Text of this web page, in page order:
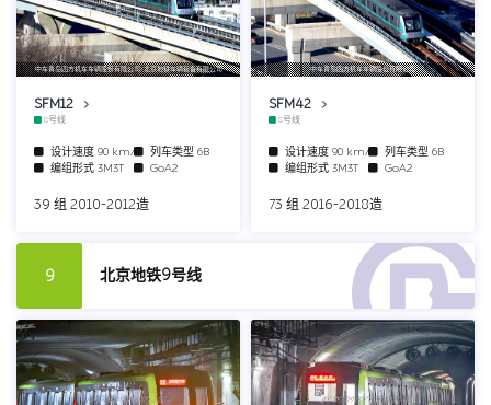
中车青岛四方机车车辆股份有限公司/北京地铁车辆装备有限公司
SFM12
8号线
设计速度 90 km/h 列车类型 6B
编组形式 3M3T GoA2
39 组 2010-2012造
中车青岛四方机车车辆股份有限公司
SFM42
8号线
设计速度 90 km/h 列车类型 6B
编组形式 3M3T GoA2
73 组 2016-2018造
9 北京地铁9号线